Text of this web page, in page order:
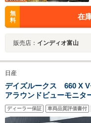
無
料
在
販売店： インディオ富山
日産
デイズルークス 660 X
アラウンドビューモニタ
ディーラー保証 車両品質評価書付